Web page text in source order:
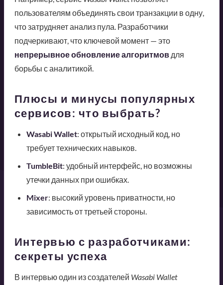
пользователям объединять свои транзакции в одну,
что затрудняет анализ пула. Разработчики
подчеркивают, что ключевой момент — это
непрерывное обновление алгоритмовдля
борьбы с аналитикой.
Плюсы и минусы популярных
сервисов: что выбрать?
Wasabi Wallet: открытый исходный код, но
требует технических навыков.
TumbleBit: удобный интерфейс, но возможны
утечки данных при ошибках.
Mixer: высокий уровень приватности, но
зависимость от третьей стороны.
Интервью с разработчиками:
секреты успеха
В интервью один из создателей Wasabi Wallet